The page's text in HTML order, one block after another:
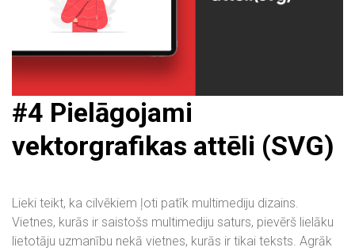
#4 Pielāgojami
vektorgrafikas attēli (SVG)
Lieki teikt, ka cilvēkiem ļoti patīk multimediju dizains.
Vietnes, kurās ir saistošs multimediju saturs, pievērš lielāku
lietotāju uzmanību nekā vietnes, kurās ir tikai teksts. Agrāk